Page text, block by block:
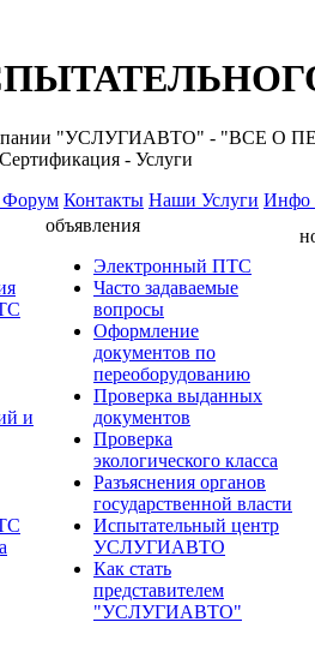
"УСЛУГИАВТО" -
- Услуги
Контакты Наши Услуги Инфо
и
объявления
Электронный ПТС
Часто задаваемые
вопросы
Оформление
документов по
переоборудованию
Проверка выданных
документов
Проверка
экологического класса
Разъяснения органов
государственной власти
Испытательный центр
УСЛУГИАВТО
Как стать
представителем
"УСЛУГИАВТО"